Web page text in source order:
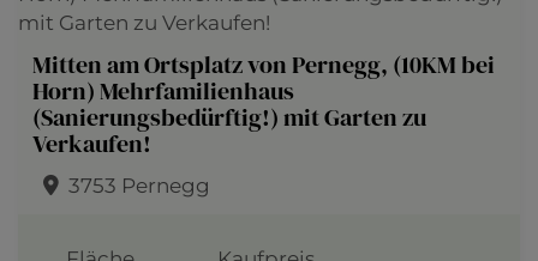
Mitten am Ortsplatz von Pernegg, (10KM bei
Horn) Mehrfamilienhaus
(Sanierungsbedürftig!) mit Garten zu
Verkaufen!
3753 Pernegg